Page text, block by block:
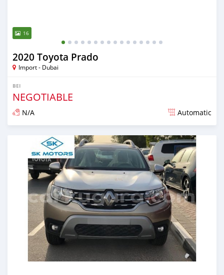
16
2020 Toyota Prado
Import - Dubai
BEI
NEGOTIABLE
N/A Automatic
Ilitangazwa karibia miaka 6 iliopita